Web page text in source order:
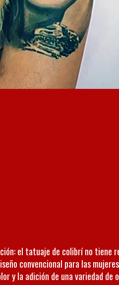
el tatuaje de colibrí no tiene
convencional para las
y la adición de una variedad de